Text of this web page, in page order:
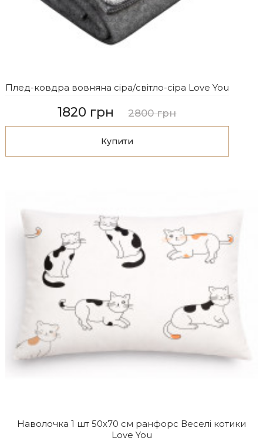
Плед-ковдра вовняна сіра/світло-сіра Love You
1820 грн 2800 грн
Купити
Наволочка 1 шт 50x70 см ранфорс Веселі котики
Love You